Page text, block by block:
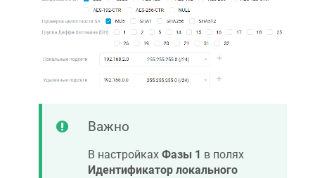
Важно
В настройках Фазы 1 в полях
Идентификатор локального